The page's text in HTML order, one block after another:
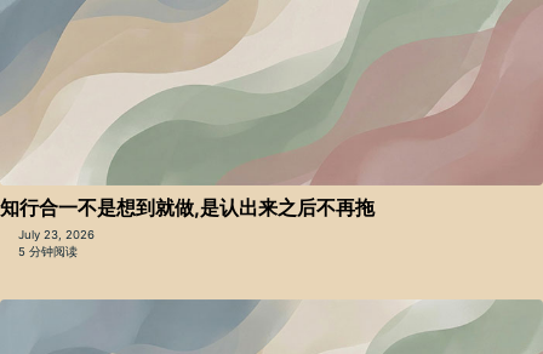
知行合一不是想到就做,是认出来之后不再拖
July 23, 2026
5 分钟阅读